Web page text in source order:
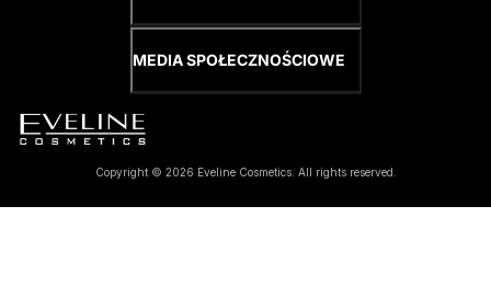
MEDIA SPOŁECZNOŚCIOWE
Copyright © 2026 Eveline Cosmetics. All rights reserved.